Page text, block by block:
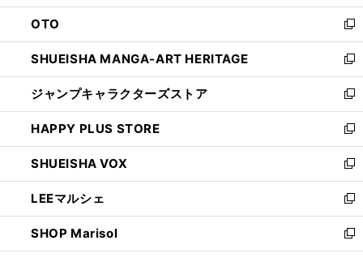
ウ
で
開
く
ン
ド
ウ
で
開
く
OTO
新
し
い
ウ
ィ
ン
ド
ウ
で
開
く
SHUEISHA MANGA-ART HERITAGE
新
し
い
ウ
ィ
ン
ド
ウ
で
開
く
ジャンプキャラクターズストア
新
し
い
ウ
ィ
ン
ド
ウ
で
開
HAPPY PLUS STORE
新
し
い
ウ
ィ
ン
ド
ウ
SHUEISHA VOX
新
し
い
ウ
ィ
ン
LEEマルシェ
新
し
い
ウ
SHOP Marisol
新
し